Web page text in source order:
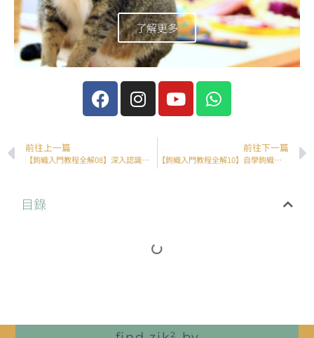
了解更多
前往上一篇
【鉤織入門教程全解08】深入認識鉤織和棒織的分別
前往下一篇
【鉤織入門教程全解10】自學鉤織參考書目推薦 — 進階篇
目錄